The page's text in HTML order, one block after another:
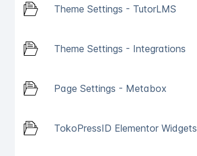
Theme Settings - TutorLMS
Theme Settings - Integrations
Page Settings - Metabox
TokoPressID Elementor Widgets